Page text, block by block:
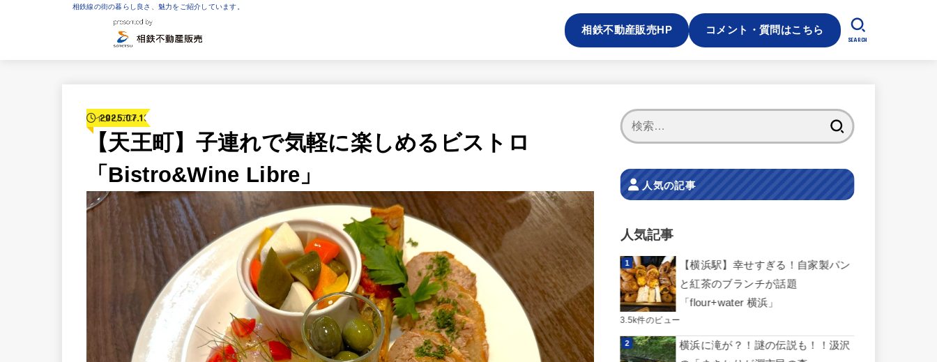
相鉄線の街の暮らし良さ、魅力をご紹介しています。
相鉄不動産販売HP コメント・質問はこちら
SEARCH
イタリアン
2025.07.10
【天王町】子連れで気軽に楽しめるビストロ
「Bistro&Wine Libre」
人気の記事
人気記事
【横浜駅】幸せすぎる！自家製パン
と紅茶のブランチが話題
「flour+water 横浜」
3.5k件のビュー
横浜に滝が？！謎の伝説も！！汲沢